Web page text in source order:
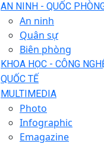
AN NINH - QUỐC
An ninh
Quân sự
Biên phòng
KHOA HỌC - CÔNG
QUỐC TẾ
MULTIMEDIA
Photo
Infographic
Emagazine